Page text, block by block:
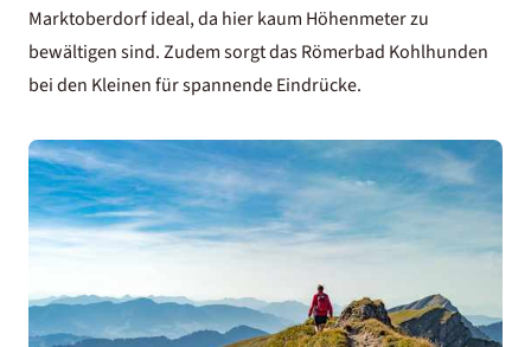
Marktoberdorf ideal, da hier kaum Höhenmeter zu
bewältigen sind. Zudem sorgt das Römerbad Kohlhunden
bei den Kleinen für spannende Eindrücke.